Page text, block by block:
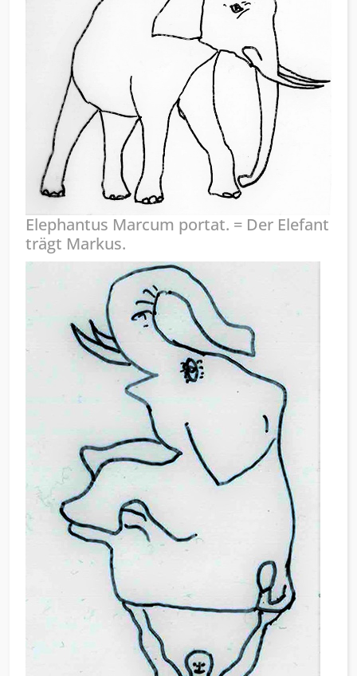
Elephantus Marcum portat. = Der Elefant
trägt Markus.